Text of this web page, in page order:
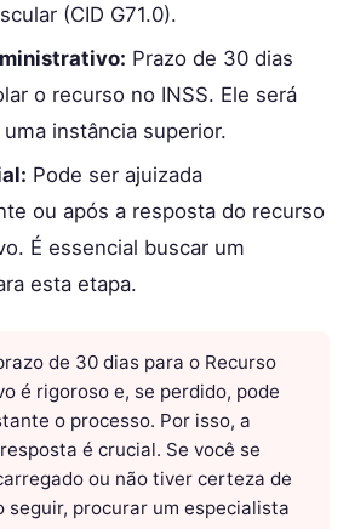
(CID G71.0).
Prazo de 30 dias
o recurso no INSS. Ele será
instância superior.
Pode ser ajuizada
ou após a resposta do recurso
É essencial buscar um
esta etapa.
de 30 dias para o Recurso
é rigoroso e, se perdido, pode
o processo. Por isso, a
é crucial. Se você se
ou não tiver certeza de
seguir, procurar um especialista